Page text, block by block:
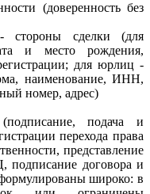
(доверенность без
стороны сделки (для
и место рождения,
для юрлиц -
наименование, ИНН,
номер, адрес)
подача и
перехода права
представление
подписание договора и
широко: в